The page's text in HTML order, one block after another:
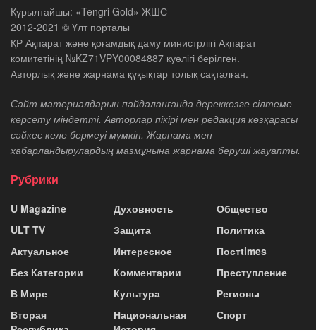
Құрылтайшы: «Tengri Gold» ЖШС
2012-2021 © Ұлт порталы
ҚР Ақпарат және қоғамдық даму министрлігі Ақпарат
комитетінің №KZ71VPY00084887 куәлігі берілген.
Авторлық және жарнама құқықтар толық сақталған.
Сайт материалдарын пайдаланғанда дереккөзге сілтеме
көрсету міндетті. Авторлар пікірі мен редакция көзқарасы
сәйкес келе бермеуі мүмкін. Жарнама мен
хабарландырулардың мазмұнына жарнама беруші жауапты.
Рубрики
U Magazine
ULT TV
Актуальное
Без Категории
В Мире
Вторая
Духовность
Защита
Интересное
Комментарии
Культура
Национальная
Общество
Политика
Постtimes
Преступление
Регионы
Спорт